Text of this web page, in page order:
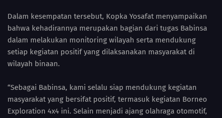
Dalam kesempatan tersebut, Kopka Yosafat menyampaikan
bahwa kehadirannya merupakan bagian dari tugas Babinsa
dalam melakukan monitoring wilayah serta mendukung
setiap kegiatan positif yang dilaksanakan masyarakat di
wilayah binaan.
“Sebagai Babinsa, kami selalu siap mendukung kegiatan
masyarakat yang bersifat positif, termasuk kegiatan Borneo
Exploration 4x4 ini. Selain menjadi ajang olahraga otomotif,